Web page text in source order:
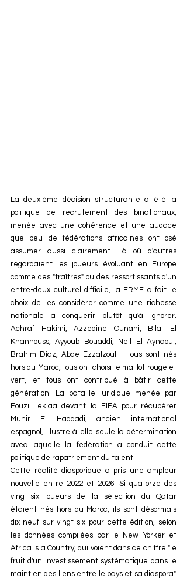
La deuxième décision structurante a été la
politique de recrutement des binationaux,
menée avec une cohérence et une audace
que peu de fédérations africaines ont osé
assumer aussi clairement. Là où d'autres
regardaient les joueurs évoluant en Europe
comme des "traîtres" ou des ressortissants d'un
entre-deux culturel difficile, la FRMF a fait le
choix de les considérer comme une richesse
nationale à conquérir plutôt qu'à ignorer.
Achraf Hakimi, Azzedine Ounahi, Bilal El
Khannouss, Ayyoub Bouaddi, Neil El Aynaoui,
Brahim Díaz, Abde Ezzalzouli : tous sont nés
hors du Maroc, tous ont choisi le maillot rouge et
vert, et tous ont contribué à bâtir cette
génération. La bataille juridique menée par
Fouzi Lekjaa devant la FIFA pour récupérer
Munir El Haddadi, ancien international
espagnol, illustre à elle seule la détermination
avec laquelle la fédération a conduit cette
politique de rapatriement du talent.
Cette réalité diasporique a pris une ampleur
nouvelle entre 2022 et 2026. Si quatorze des
vingt-six joueurs de la sélection du Qatar
étaient nés hors du Maroc, ils sont désormais
dix-neuf sur vingt-six pour cette édition, selon
les données compilées par le New Yorker et
Africa Is a Country, qui voient dans ce chiffre "le
fruit d'un investissement systématique dans le
maintien des liens entre le pays et sa diaspora".